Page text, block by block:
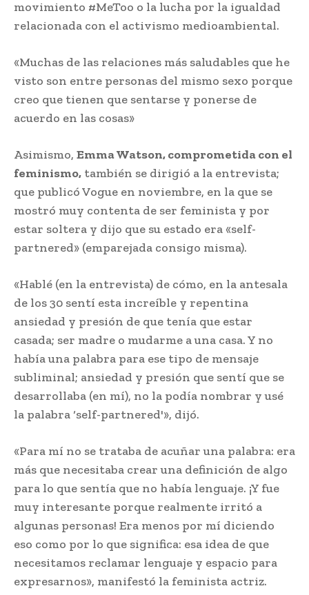
movimiento #MeToo o la lucha por la igualdad
relacionada con el activismo medioambiental.
«Muchas de las relaciones más saludables que he
visto son entre personas del mismo sexo porque
creo que tienen que sentarse y ponerse de
acuerdo en las cosas»
Asimismo, Emma Watson, comprometida con el
feminismo, también se dirigió a la entrevista;
que publicó Vogue en noviembre, en la que se
mostró muy contenta de ser feminista y por
estar soltera y dijo que su estado era «self-
partnered» (emparejada consigo misma).
«Hablé (en la entrevista) de cómo, en la antesala
de los 30 sentí esta increíble y repentina
ansiedad y presión de que tenía que estar
casada; ser madre o mudarme a una casa. Y no
había una palabra para ese tipo de mensaje
subliminal; ansiedad y presión que sentí que se
desarrollaba (en mí), no la podía nombrar y usé
la palabra ‘self-partnered'», dijó.
«Para mí no se trataba de acuñar una palabra: era
más que necesitaba crear una definición de algo
para lo que sentía que no había lenguaje. ¡Y fue
muy interesante porque realmente irritó a
algunas personas! Era menos por mí diciendo
eso como por lo que significa: esa idea de que
necesitamos reclamar lenguaje y espacio para
expresarnos», manifestó la feminista actriz.